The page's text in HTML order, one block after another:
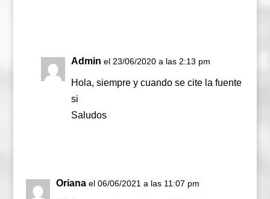
Admin el 23/06/2020 a las 2:13 pm
Hola, siempre y cuando se cite la fuente
si
Saludos
Oriana el 06/06/2021 a las 11:07 pm